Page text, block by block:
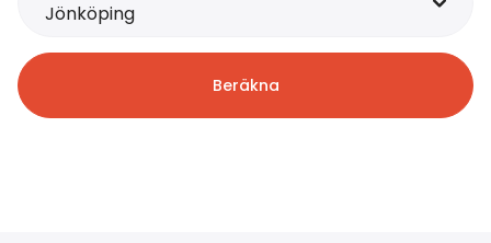
Jönköping
Beräkna